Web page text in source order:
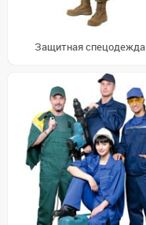
Защитная спецодежда